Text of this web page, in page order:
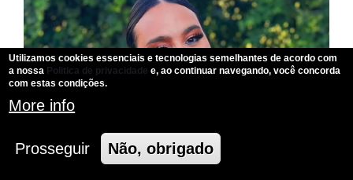
Utilizamos cookies essenciais e tecnologias semelhantes de acordo com
a nossa Politica de privacidade e, ao continuar navegando, você concorda
com estas condições.
More info
Prosseguir Não, obrigado